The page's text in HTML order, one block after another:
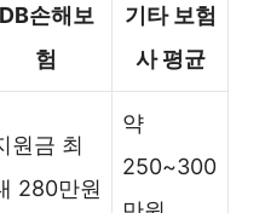
DB손해보
험
기타 보험
사 평균
원금 최
280만원
약
250~300